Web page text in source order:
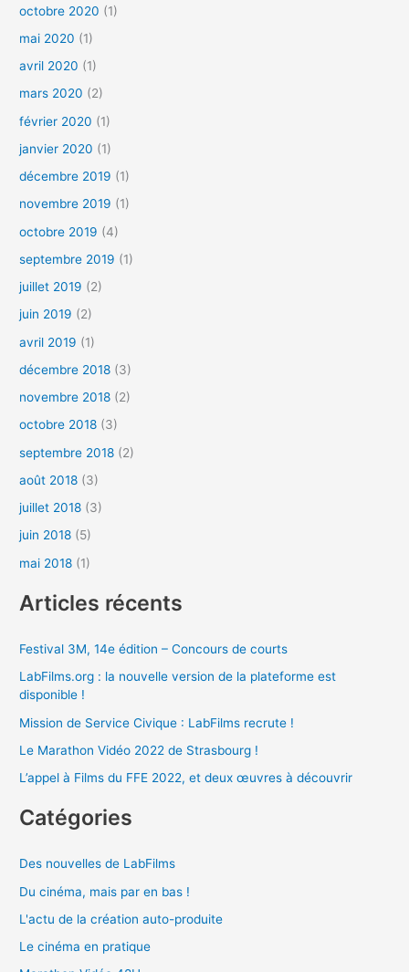
octobre 2020 (1)
mai 2020 (1)
avril 2020 (1)
mars 2020 (2)
février 2020 (1)
janvier 2020 (1)
décembre 2019 (1)
novembre 2019 (1)
octobre 2019 (4)
septembre 2019 (1)
juillet 2019 (2)
juin 2019 (2)
avril 2019 (1)
décembre 2018 (3)
novembre 2018 (2)
octobre 2018 (3)
septembre 2018 (2)
août 2018 (3)
juillet 2018 (3)
juin 2018 (5)
mai 2018 (1)
Articles récents
Festival 3M, 14e édition – Concours de courts
LabFilms.org : la nouvelle version de la plateforme est
disponible !
Mission de Service Civique : LabFilms recrute !
Le Marathon Vidéo 2022 de Strasbourg !
L’appel à Films du FFE 2022, et deux œuvres à découvrir
Catégories
Des nouvelles de LabFilms
Du cinéma, mais par en bas !
L'actu de la création auto-produite
Le cinéma en pratique